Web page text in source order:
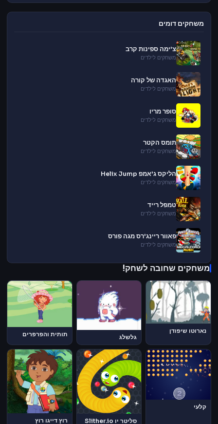
משחקים דומים
צ'ימה ספינות קרב
משחקים לילדים
האגדה של קורה
משחקים לילדים
סופר מריו
משחקים לילדים
תומס הקטר
משחקים לילדים
הליקס ג'אמפ Helix Jump
משחקים לילדים
טמפל רייד
משחקים לילדים
פאוור ריינג'רס מגה פורס
משחקים לילדים
משחקים שחובה לשחק!
נארוטו שיפודן
גלשלג תותית והפרפרים
קלעי
סליטר יו Slither.io
רוץ דייגו רוץ